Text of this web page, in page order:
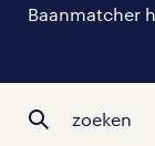
Baanmatcher
zoeken